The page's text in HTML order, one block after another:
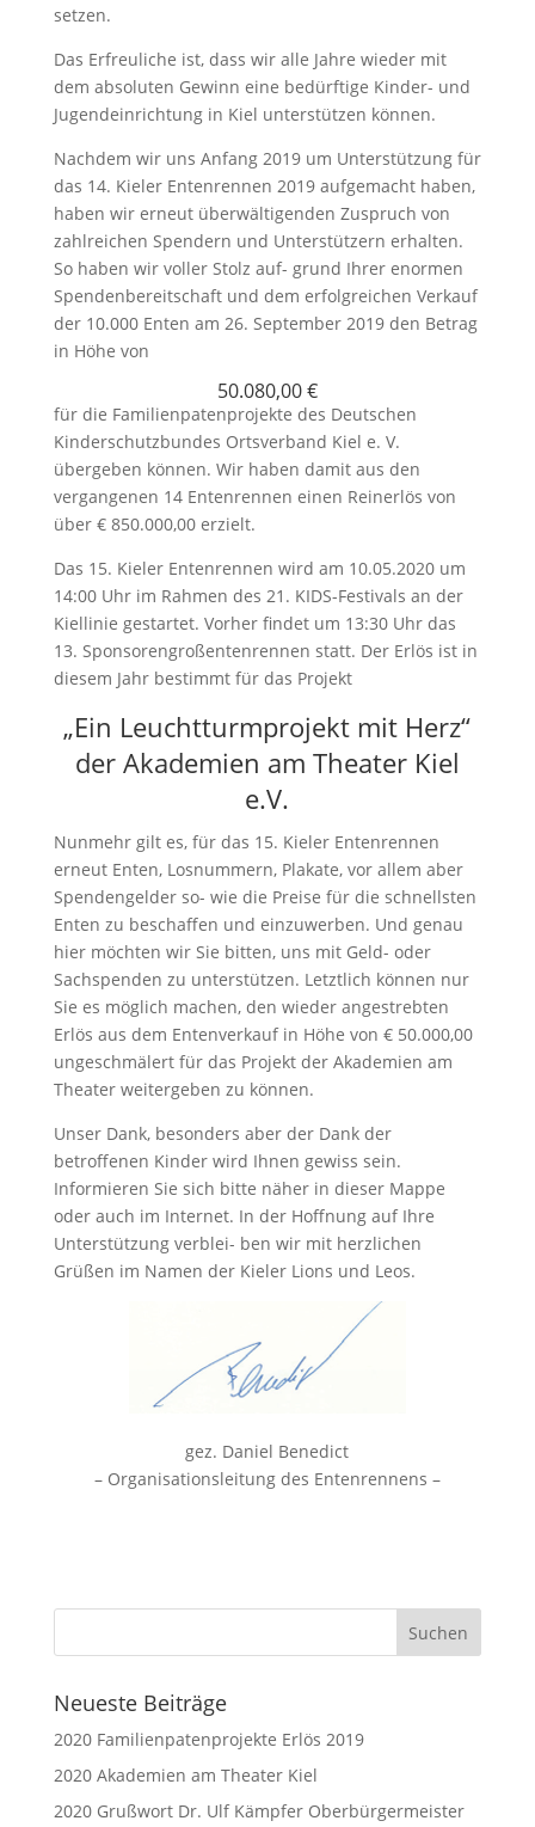
setzen.
Das Erfreuliche ist, dass wir alle Jahre wieder mit
dem absoluten Gewinn eine bedürftige Kinder- und
Jugendeinrichtung in Kiel unterstützen können.
Nachdem wir uns Anfang 2019 um Unterstützung für
das 14. Kieler Entenrennen 2019 aufgemacht haben,
haben wir erneut überwältigenden Zuspruch von
zahlreichen Spendern und Unterstützern erhalten.
So haben wir voller Stolz auf- grund Ihrer enormen
Spendenbereitschaft und dem erfolgreichen Verkauf
der 10.000 Enten am 26. September 2019 den Betrag
in Höhe von
50.080,00 €
für die Familienpatenprojekte des Deutschen
Kinderschutzbundes Ortsverband Kiel e. V.
übergeben können. Wir haben damit aus den
vergangenen 14 Entenrennen einen Reinerlös von
über € 850.000,00 erzielt.
Das 15. Kieler Entenrennen wird am 10.05.2020 um
14:00 Uhr im Rahmen des 21. KIDS-Festivals an der
Kiellinie gestartet. Vorher findet um 13:30 Uhr das
13. Sponsorengroßentenrennen statt. Der Erlös ist in
diesem Jahr bestimmt für das Projekt
„Ein Leuchtturmprojekt mit Herz“
der Akademien am Theater Kiel
e.V.
Nunmehr gilt es, für das 15. Kieler Entenrennen
erneut Enten, Losnummern, Plakate, vor allem aber
Spendengelder so- wie die Preise für die schnellsten
Enten zu beschaffen und einzuwerben. Und genau
hier möchten wir Sie bitten, uns mit Geld- oder
Sachspenden zu unterstützen. Letztlich können nur
Sie es möglich machen, den wieder angestrebten
Erlös aus dem Entenverkauf in Höhe von € 50.000,00
ungeschmälert für das Projekt der Akademien am
Theater weitergeben zu können.
Unser Dank, besonders aber der Dank der
betroffenen Kinder wird Ihnen gewiss sein.
Informieren Sie sich bitte näher in dieser Mappe
oder auch im Internet. In der Hoffnung auf Ihre
Unterstützung verblei- ben wir mit herzlichen
Grüßen im Namen der Kieler Lions und Leos.
gez. Daniel Benedict
– Organisationsleitung des Entenrennens –
Neueste Beiträge
2020 Familienpatenprojekte Erlös 2019
2020 Akademien am Theater Kiel
2020 Grußwort Dr. Ulf Kämpfer Oberbürgermeister